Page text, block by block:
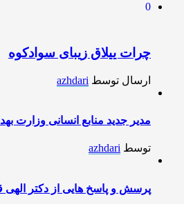
0
چرات ییلاق زیبای سوادکوه
ارسال توسط azhdari
مدیر جدید منابع انسانی وزارت
توسط azhdari
پرسش و پاسخ هایی از دکتر